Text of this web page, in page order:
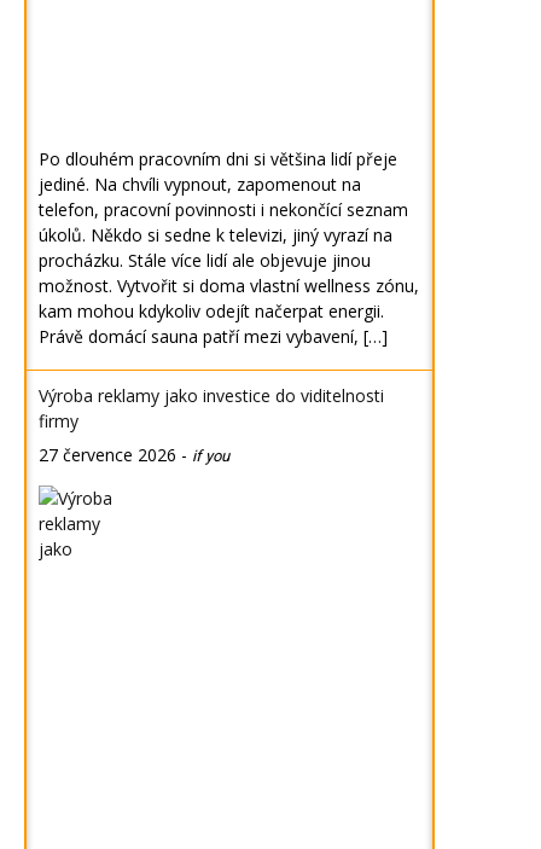
Po dlouhém pracovním dni si většina lidí přeje
jediné. Na chvíli vypnout, zapomenout na
telefon, pracovní povinnosti i nekončící seznam
úkolů. Někdo si sedne k televizi, jiný vyrazí na
procházku. Stále více lidí ale objevuje jinou
možnost. Vytvořit si doma vlastní wellness zónu,
kam mohou kdykoliv odejít načerpat energii.
Právě domácí sauna patří mezi vybavení, […]
Výroba reklamy jako investice do viditelnosti
firmy
27 července 2026 - if you